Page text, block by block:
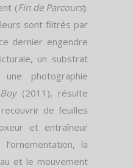
(Fin de Parcours).
sont filtrés par
dernier engendre
un substrat
photographie
(2011), résulte
de feuilles
et entraîneur
la
et le mouvement